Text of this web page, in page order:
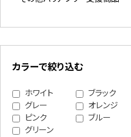
カラーで絞り込む
ホワイト
ブラック
グレー
オレンジ
ピンク
ブルー
グリーン